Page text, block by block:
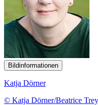
Bildinformationen
Katja Dörner
© Katja Dörner/Beatrice